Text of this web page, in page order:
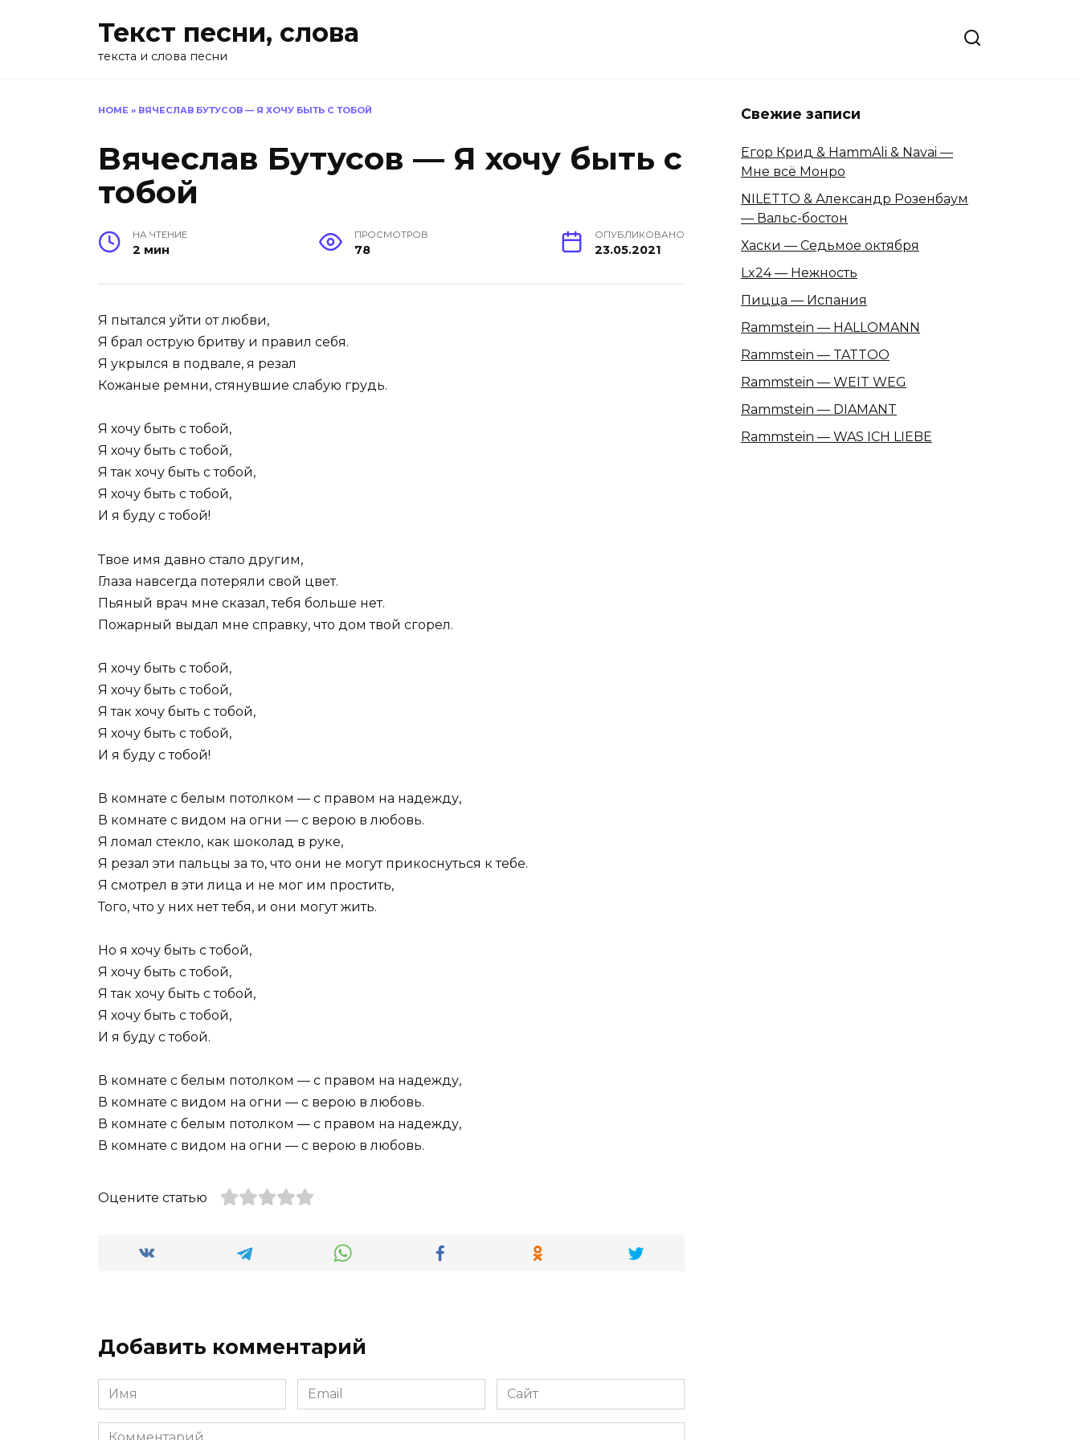
Текст песни, слова
текста и слова песни
HOME » ВЯЧЕСЛАВ БУТУСОВ — Я ХОЧУ БЫТЬ С ТОБОЙ
Вячеслав Бутусов — Я хочу быть с
тобой
НА ЧТЕНИЕ
2 мин
ПРОСМОТРОВ
78
ОПУБЛИКОВАНО
23.05.2021
Я пытался уйти от любви,
Я брал острую бритву и правил себя.
Я укрылся в подвале, я резал
Кожаные ремни, стянувшие слабую грудь.
Я хочу быть с тобой,
Я хочу быть с тобой,
Я так хочу быть с тобой,
Я хочу быть с тобой,
И я буду с тобой!
Твое имя давно стало другим,
Глаза навсегда потеряли свой цвет.
Пьяный врач мне сказал, тебя больше нет.
Пожарный выдал мне справку, что дом твой сгорел.
Я хочу быть с тобой,
Я хочу быть с тобой,
Я так хочу быть с тобой,
Я хочу быть с тобой,
И я буду с тобой!
В комнате с белым потолком — с правом на надежду,
В комнате с видом на огни — с верою в любовь.
Я ломал стекло, как шоколад в руке,
Я резал эти пальцы за то, что они не могут прикоснуться к тебе.
Я смотрел в эти лица и не мог им простить,
Того, что у них нет тебя, и они могут жить.
Но я хочу быть с тобой,
Я хочу быть с тобой,
Я так хочу быть с тобой,
Я хочу быть с тобой,
И я буду с тобой.
В комнате с белым потолком — с правом на надежду,
В комнате с видом на огни — с верою в любовь.
В комнате с белым потолком — с правом на надежду,
В комнате с видом на огни — с верою в любовь.
Оцените статью
Добавить комментарий
Имя
*
Email
*
Сайт
Комментарий
Свежие записи
Егор Крид & HammAli & Navai —
Мне всё Монро
NILETTO & Александр Розенбаум
— Вальс-бостон
Хаски — Седьмое октября
Lx24 — Нежность
Пицца — Испания
Rammstein — HALLOMANN
Rammstein — TATTOO
Rammstein — WEIT WEG
Rammstein — DIAMANT
Rammstein — WAS ICH LIEBE